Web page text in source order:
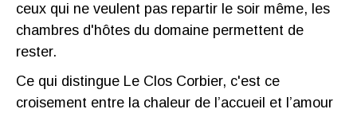
ceux qui ne veulent pas repartir le soir même, les
chambres d'hôtes du domaine permettent de
rester.
Ce qui distingue Le Clos Corbier, c'est ce
croisement entre la chaleur de l’accueil et l’amour